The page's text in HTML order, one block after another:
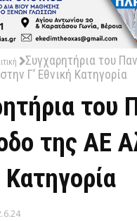
Συγχαρητήρια του
Γ’ Εθνική Κατηγορία
του
της ΑΕ
Κατηγορία